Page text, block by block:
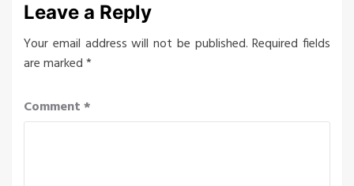
Leave a Reply
Your email address will not be published. Required fields
are marked*
Comment*